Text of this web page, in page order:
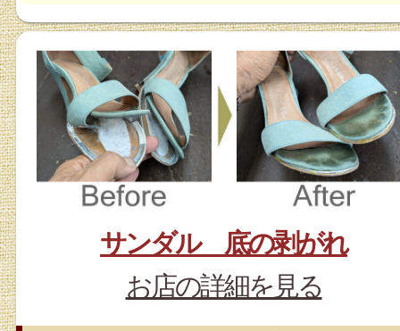
サンダル 底の剥がれ
お店の詳細を見る